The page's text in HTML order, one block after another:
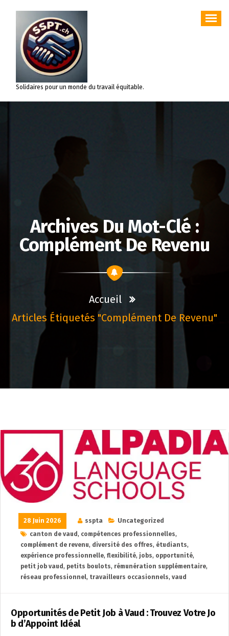
contenu
Solidaires pour un monde du travail équitable.
Archives Du Mot-Clé :
Complément De Revenu
Accueil
Articles Étiquetés "complément De Revenu"
28 Juin 2026 sspta
Uncategorized
canton de vaud, compétences professionnelles,
complément de revenu, diversité des offres, étudiants,
expérience professionnelle, flexibilité, jobs, opportunité,
petit job vaud, petits boulots, rémunération supplémentaire,
réseau professionnel, travailleurs occasionnels, vaud
Opportunités de Petit Job à Vaud : Trouvez Votre Jo
b d’Appoint Idéal